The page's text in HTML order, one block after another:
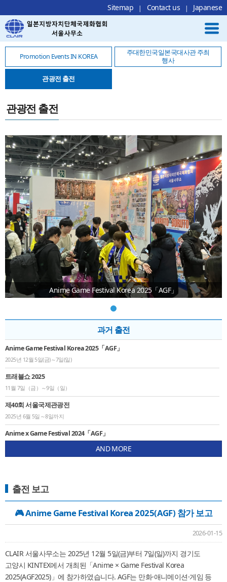
Local Navigation 바로가기
Contents 바로가기
Footer 바로가기
Sitemap Contact us Japanese
Promotion Events IN KOREA
주대한민국일본국대사관 주최
행사
관광전 출전
관광전 출전
Anime Game Festival Korea 2025「AGF」
과거 출전
Anime Game Festival Korea 2025「AGF」
2025년 12월 5일(금)～7일(일)
트래블쇼 2025
11월 7일（금）～9일（일）
제40회 서울국제관광전
2025년 6월 5일～8일까지
Anime x Game Festival 2024「AGF」
2024 Seoul Friendship Festival
2024년 5월 24일(금)～5월 26일(일)
AGF（Anime×Game Festival Korea） 2023
2023년11월24일~25일
트래블쇼 2023
AND MORE
출전 보고
🎮 Anime Game Festival Korea 2025(AGF) 참가 보고
2026-01-15
CLAIR 서울사무소는 2025년 12월 5일(금)부터 7일(일)까지 경기도
고양시 KINTEX에서 개최된「Anime × Game Festival Korea
2025(AGF2025)」에 참가하였습니다. AGF는 만화·애니메이션·게임 등